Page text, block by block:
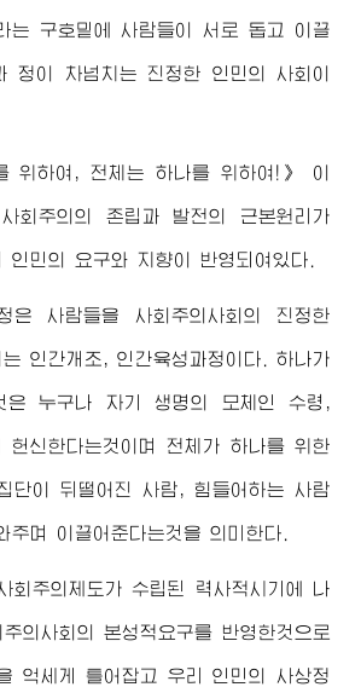
는 구호밑에 사람들이 서로 돕고 이끌
정이 차넘치는 진정한 인민의 사회이
위하여, 전체는 하나를 위하여!》 이
회주의의 존립과 발전의 근본원리가
인민의 요구와 지향이 반영되여있다.
은 사람들을 사회주의사회의 진정한
인간개조, 인간육성과정이다. 하나가
은 누구나 자기 생명의 모체인 수령 ,
헌신한다는것이며 전체가 하나를 위한
단이 뒤떨어진 사람, 힘들어하는 사람
주며 이끌어준다는것을 의미한다.
회주의제도가 수립된 력사적시기에 나
의사회의 본성적요구를 반영한것으로
억세게 틀어잡고 우리 인민의 사상정